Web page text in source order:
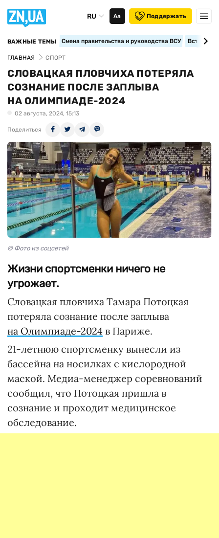
RU Аа Поддержать
ВАЖНЫЕ ТЕМЫ Смена правительства и руководства ВСУ
ГЛАВНАЯ СПОРТ
СЛОВАЦКАЯ ПЛОВЧИХА ПОТЕРЯЛА
СОЗНАНИЕ ПОСЛЕ ЗАПЛЫВА
НА ОЛИМПИАДЕ-2024
02 августа, 2024, 15:13
Поделиться
© Фото из соцсетей
Жизни спортсменки ничего не
угрожает.
Словацкая пловчиха Тамара Потоцкая
потеряла сознание после заплыва
на Олимпиаде-2024 в Париже.
21-летнюю спортсменку вынесли из
бассейна на носилках с кислородной
маской. Медиа-менеджер соревнований
сообщил, что Потоцкая пришла в
сознание и проходит медицинское
обследование.